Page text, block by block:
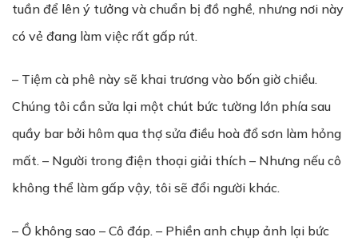
tuần để lên ý tưởng và chuẩn bị đồ nghề, nhưng nơi này
có vẻ đang làm việc rất gấp rút.
– Tiệm cà phê này sẽ khai trương vào bốn giờ chiều.
Chúng tôi cần sửa lại một chút bức tường lớn phía sau
quầy bar bởi hôm qua thợ sửa điều hoà đổ sơn làm hỏng
mất. – Người trong điện thoại giải thích – Nhưng nếu cô
không thể làm gấp vậy, tôi sẽ đổi người khác.
– Ồ không sao – Cô đáp. – Phiền anh chụp ảnh lại bức